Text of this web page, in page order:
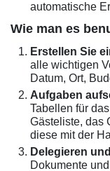
automatische
Wie man es
Erstellen Sie
alle wichtigen
Datum, Ort,
Aufgaben
Tabellen für
Gästeliste, das
diese mit der
Delegieren
Dokumente